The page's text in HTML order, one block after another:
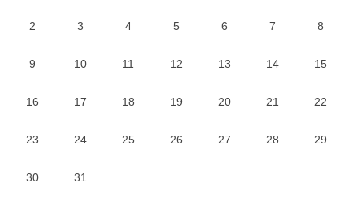
2 3 4 5 6 7 8
9 10 11 12 13 14 15
16 17 18 19 20 21 22
23 24 25 26 27 28 29
30 31